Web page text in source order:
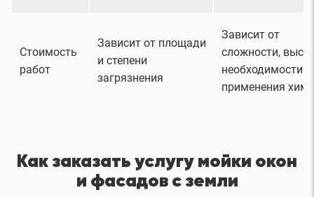
Стоимость
работ
Зависит от площади
и степени
загрязнения
Зависит от
сложности,
необходимости
применения
Как заказать услугу мойки окон
и фасадов с земли